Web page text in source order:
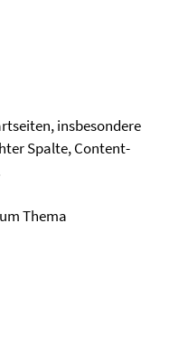
insbesondere
Spalte, Content-
Thema